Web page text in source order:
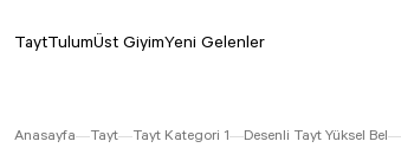
TaytTulumÜst GiyimYeni Gelenler
Anasayfa Tayt Tayt Kategori 1 Desenli Tayt Yüksel Bel